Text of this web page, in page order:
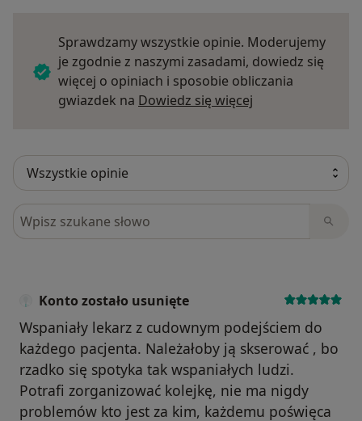
Sprawdzamy wszystkie opinie. Moderujemy
je zgodnie z naszymi zasadami, dowiedz się
więcej o opiniach i sposobie obliczania
gwiazdek na Dowiedz się więcej
Szukaj w opiniach
Konto zostało usunięte
Wspaniały lekarz z cudownym podejściem do
każdego pacjenta. Należałoby ją skserować , bo
rzadko się spotyka tak wspaniałych ludzi.
Potrafi zorganizować kolejkę, nie ma nigdy
problemów kto jest za kim, każdemu poświęca